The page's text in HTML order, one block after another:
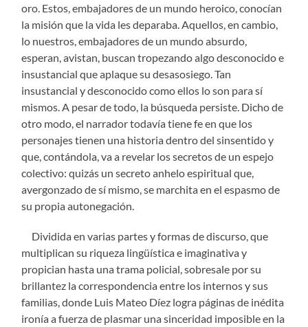
oro. Estos, embajadores de un mundo heroico, conocían
la misión que la vida les deparaba. Aquellos, en cambio,
lo nuestros, embajadores de un mundo absurdo,
esperan, avistan, buscan tropezando algo desconocido e
insustancial que aplaque su desasosiego. Tan
insustancial y desconocido como ellos lo son para sí
mismos. A pesar de todo, la búsqueda persiste. Dicho de
otro modo, el narrador todavía tiene fe en que los
personajes tienen una historia dentro del sinsentido y
que, contándola, va a revelar los secretos de un espejo
colectivo: quizás un secreto anhelo espiritual que,
avergonzado de sí mismo, se marchita en el espasmo de
su propia autonegación.
Dividida en varias partes y formas de discurso, que
multiplican su riqueza lingüística e imaginativa y
propician hasta una trama policial, sobresale por su
brillantez la correspondencia entre los internos y sus
familias, donde Luis Mateo Díez logra páginas de inédita
ironía a fuerza de plasmar una sinceridad imposible en la